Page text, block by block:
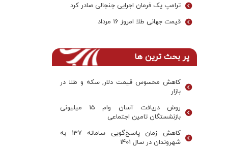
ترامپ یک فرمان اجرایی جنجالی صادر کرد
قیمت جهانی طلا امروز ۱۶ مرداد
پر بحث ترین ها
کاهش محسوس قیمت دلار, سکه و طلا در
بازار
روش دریافت آسان وام ۱۵ میلیونی
بازنشستگان تامین اجتماعی
کاهش زمان پاسخ‌گویی سامانه 137 به
شهروندان در سال ۱۴۰۱